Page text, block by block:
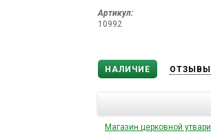
Артикул:
10992
НАЛИЧИЕ ОТЗЫВЫ
Магазин церковной утвари